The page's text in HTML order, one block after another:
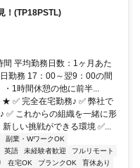
！(TP18PSTL)
平均勤務日数：1ヶ月あた
勤務 17：00～翌9：00の間
1時間休憩の他に前半...
✅ 完全在宅勤務♪ ✅ 弊社で
✅ これからの組織を一緒に形
しい挑戦ができる環境 ✅...
副業・WワークOK
英語 未経験者歓迎
フルリモート
在宅OK ブランクOK
育休あり